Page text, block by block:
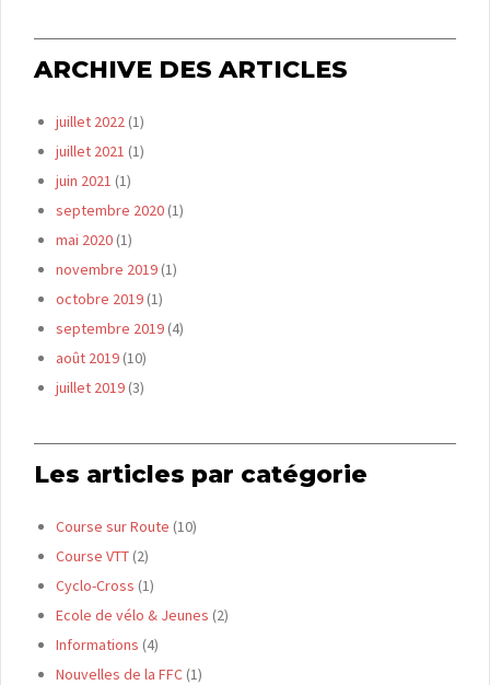
ARCHIVE DES ARTICLES
juillet 2022 (1)
juillet 2021 (1)
juin 2021 (1)
septembre 2020 (1)
mai 2020 (1)
novembre 2019 (1)
octobre 2019 (1)
septembre 2019 (4)
août 2019 (10)
juillet 2019 (3)
Les articles par catégorie
Course sur Route (10)
Course VTT (2)
Cyclo-Cross (1)
Ecole de vélo & Jeunes (2)
Informations (4)
Nouvelles de la FFC (1)